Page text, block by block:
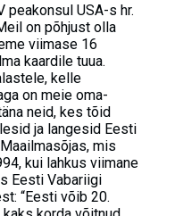
peakonsul USA-s hr.
on põhjust olla
viimase 16
kaardile tuua.
kelle
on meie oma-
neid, kes tõid
ja langesid Eesti
mis
kui lahkus viimane
Eesti Vabariigi
“Eesti võib 20.